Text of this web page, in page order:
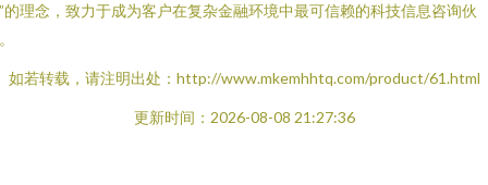
的理念，致力于成为客户在复杂金融环境中最可信赖的科技信息咨询伙
如若转载，请注明出处：http://www.mkemhhtq.com/product/61.html
更新时间：2026-08-08 21:27:36